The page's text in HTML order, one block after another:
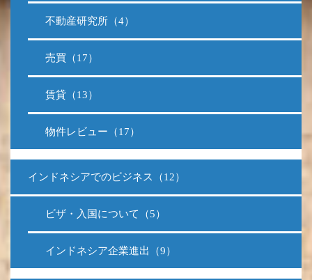
不動産研究所（4）
売買（17）
賃貸（13）
物件レビュー（17）
インドネシアでのビジネス（12）
ビザ・入国について（5）
インドネシア企業進出（9）